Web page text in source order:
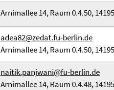
Arnimallee 14, Raum 0.4.50,
adea82@zedat.fu-berlin.de
Arnimallee 14, Raum 0.4.50,
naitik.panjwani@fu-berlin.de
Arnimallee 14, Raum 0.4.48,